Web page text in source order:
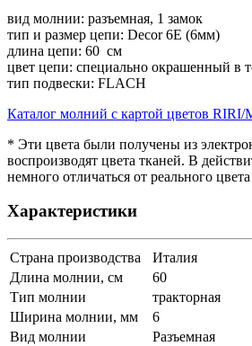
вид молнии: разъемная, 1 замок
тип и размер цепи: Decor 6E (6мм)
длина цепи: 60 см
цвет цепи: специально окрашенный в
тип подвески: FLAСH
Каталог молний с картой цветов RIRI/
* Эти цвета были получены из
воспроизводят цвета тканей. В
немного отличаться от реального
Характеристики
Страна производства
Италия
Длина молнии, см
60
Тип молнии
тракторная
Ширина молнии, мм
6
Вид молнии
Разъемная